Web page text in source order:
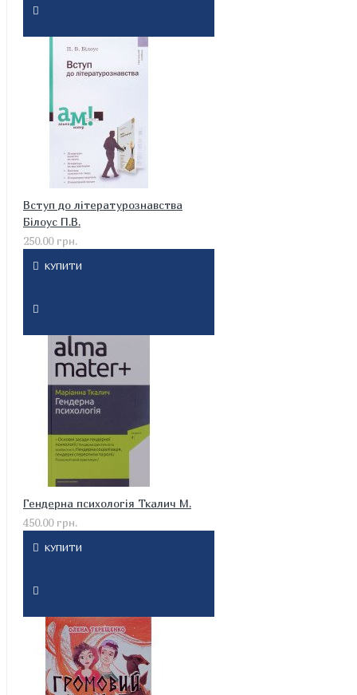
Вступ до літературознавства
Білоус П.В.
250.00 грн.
КУПИТИ
Гендерна психологія Ткалич М.
450.00 грн.
КУПИТИ